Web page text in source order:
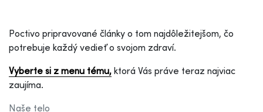
Poctivo pripravované články o tom najdôležitejšom, čo
potrebuje každý vedieť o svojom zdraví.
Vyberte si z menu tému, ktorá Vás práve teraz najviac
zaujíma.
Naše telo